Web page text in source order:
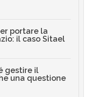
portare la
il caso Sitael
gestire il
una questione